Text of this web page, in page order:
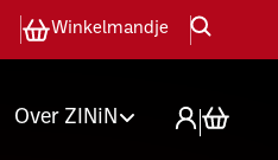
Winkelmandje
Over ZINiN